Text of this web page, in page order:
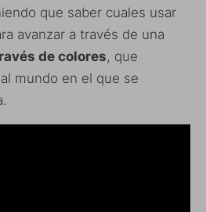
que saber cuales usar
avanzar a través de una
de colores, que
mundo en el que se